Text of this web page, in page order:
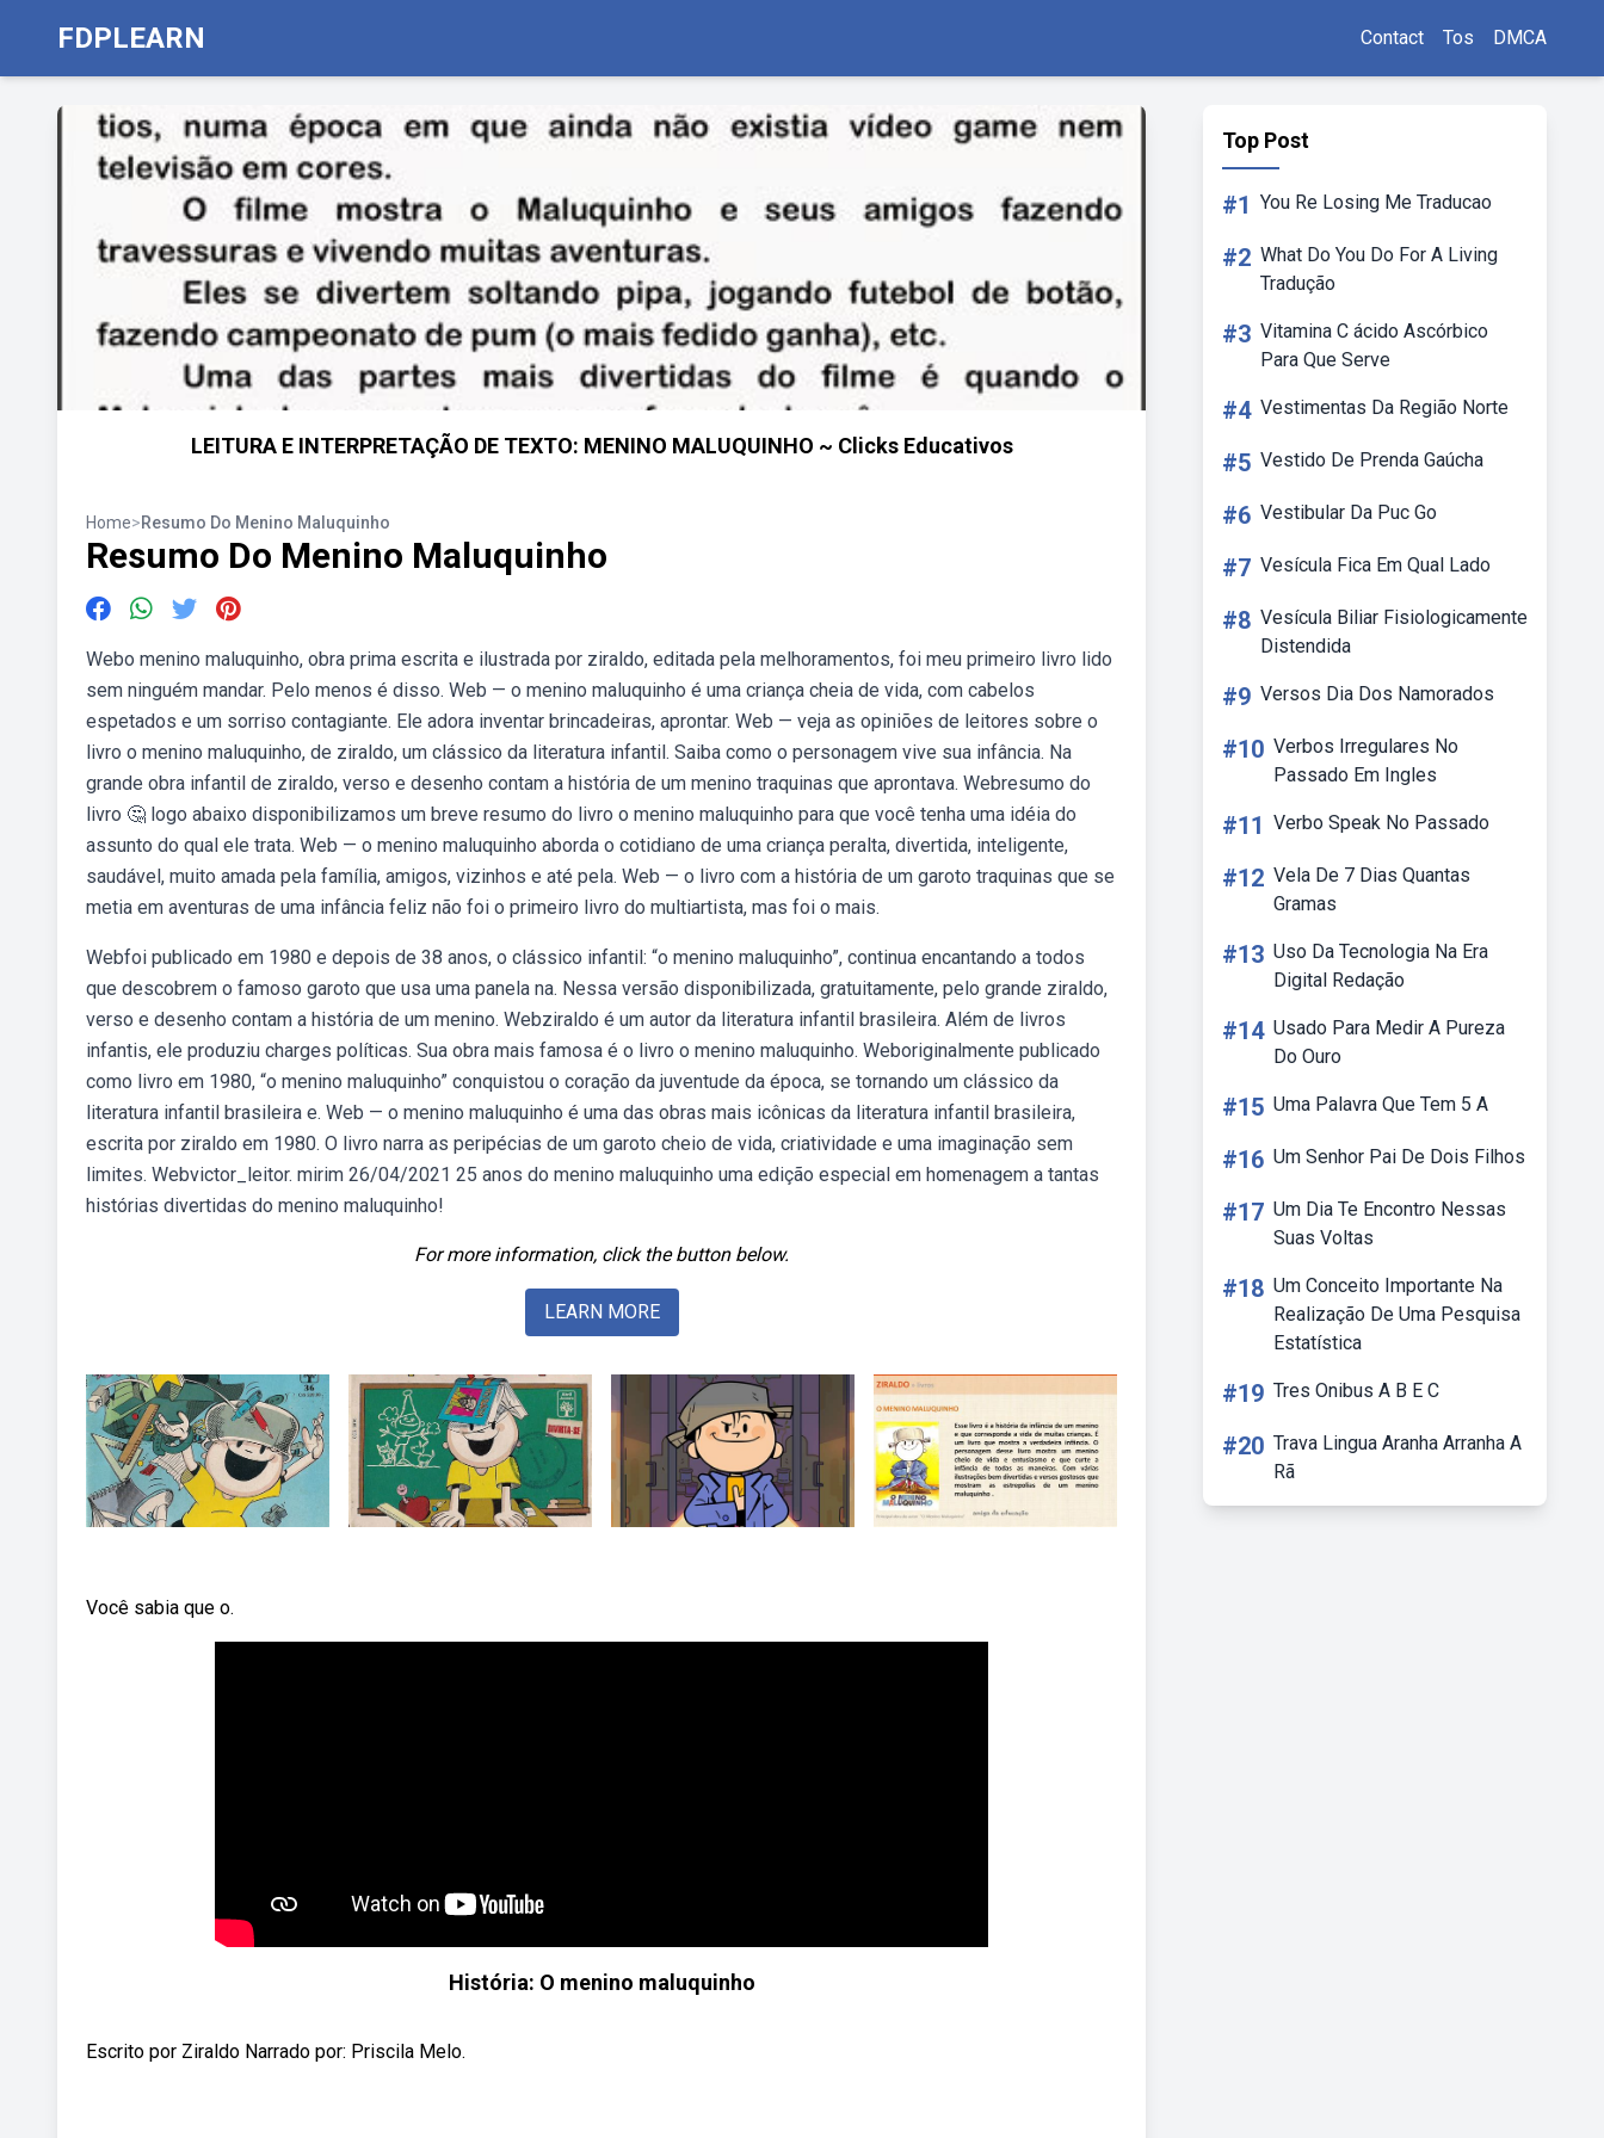
FDPLEARN Contact Tos DMCA
LEITURA E INTERPRETAÇÃO DE TEXTO: MENINO MALUQUINHO ~ Clicks Educativos
Home>Resumo Do Menino Maluquinho
Resumo Do Menino Maluquinho
Webo menino maluquinho, obra prima escrita e ilustrada por ziraldo, editada pela melhoramentos, foi meu primeiro livro lido
sem ninguém mandar. Pelo menos é disso. Web — o menino maluquinho é uma criança cheia de vida, com cabelos
espetados e um sorriso contagiante. Ele adora inventar brincadeiras, aprontar. Web — veja as opiniões de leitores sobre o
livro o menino maluquinho, de ziraldo, um clássico da literatura infantil. Saiba como o personagem vive sua infância. Na
grande obra infantil de ziraldo, verso e desenho contam a história de um menino traquinas que aprontava. Webresumo do
livro 🤔 logo abaixo disponibilizamos um breve resumo do livro o menino maluquinho para que você tenha uma idéia do
assunto do qual ele trata. Web — o menino maluquinho aborda o cotidiano de uma criança peralta, divertida, inteligente,
saudável, muito amada pela família, amigos, vizinhos e até pela. Web — o livro com a história de um garoto traquinas que se
metia em aventuras de uma infância feliz não foi o primeiro livro do multiartista, mas foi o mais.
Webfoi publicado em 1980 e depois de 38 anos, o clássico infantil: “o menino maluquinho”, continua encantando a todos
que descobrem o famoso garoto que usa uma panela na. Nessa versão disponibilizada, gratuitamente, pelo grande ziraldo,
verso e desenho contam a história de um menino. Webziraldo é um autor da literatura infantil brasileira. Além de livros
infantis, ele produziu charges políticas. Sua obra mais famosa é o livro o menino maluquinho. Weboriginalmente publicado
como livro em 1980, “o menino maluquinho” conquistou o coração da juventude da época, se tornando um clássico da
literatura infantil brasileira e. Web — o menino maluquinho é uma das obras mais icônicas da literatura infantil brasileira,
escrita por ziraldo em 1980. O livro narra as peripécias de um garoto cheio de vida, criatividade e uma imaginação sem
limites. Webvictor_leitor. mirim 26/04/2021 25 anos do menino maluquinho uma edição especial em homenagem a tantas
histórias divertidas do menino maluquinho!
For more information, click the button below.
LEARN MORE
Você sabia que o.
História: O menino maluquinho
Escrito por Ziraldo Narrado por: Priscila Melo.
Top Post
#1 You Re Losing Me Traducao
#2 What Do You Do For A Living
Tradução
#3 Vitamina C ácido Ascórbico
Para Que Serve
#4 Vestimentas Da Região Norte
#5 Vestido De Prenda Gaúcha
#6 Vestibular Da Puc Go
#7 Vesícula Fica Em Qual Lado
#8 Vesícula Biliar Fisiologicamente
Distendida
#9 Versos Dia Dos Namorados
#10 Verbos Irregulares No
Passado Em Ingles
#11 Verbo Speak No Passado
#12 Vela De 7 Dias Quantas
Gramas
#13 Uso Da Tecnologia Na Era
Digital Redação
#14 Usado Para Medir A Pureza
Do Ouro
#15 Uma Palavra Que Tem 5 A
#16 Um Senhor Pai De Dois Filhos
#17 Um Dia Te Encontro Nessas
Suas Voltas
#18 Um Conceito Importante Na
Realização De Uma Pesquisa
Estatística
#19 Tres Onibus A B E C
#20 Trava Lingua Aranha Arranha A
Rã